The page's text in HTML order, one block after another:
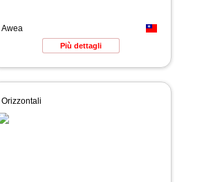
Awea
Più dettagli
Orizzontali